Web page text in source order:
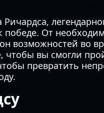
От
возможностей во
вы смогли
превратить